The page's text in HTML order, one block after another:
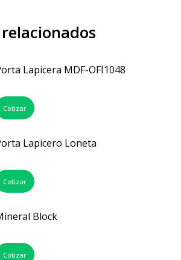
Lapicera MDF-OFI1048
Cotizar
Lapicero Loneta
Cotizar
Block
Cotizar